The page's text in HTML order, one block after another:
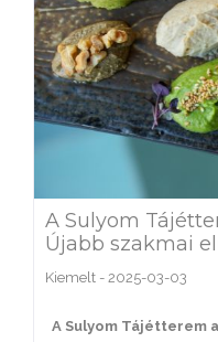
A Sulyom
Újabb szakmai
Kiemelt - 2025-03-03
A Sulyom Tájétterem